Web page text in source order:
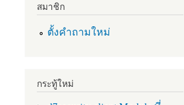
สมาชิก
ตั้งคำถามใหม่
กระทู้ใหม่